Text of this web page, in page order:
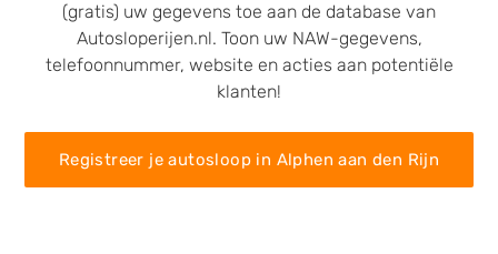
(gratis) uw gegevens toe aan de database van
Autosloperijen.nl. Toon uw NAW-gegevens,
telefoonnummer, website en acties aan potentiële
klanten!
Registreer je autosloop in Alphen aan den Rijn